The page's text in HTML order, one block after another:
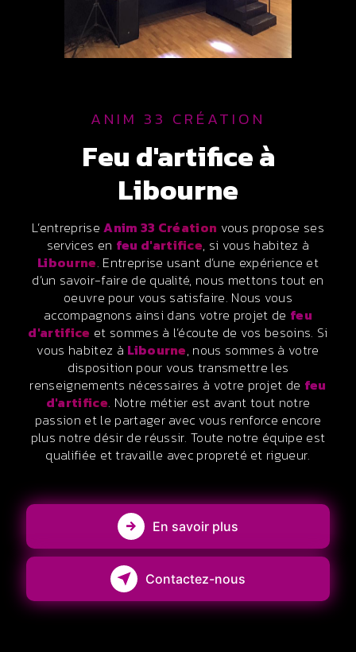
ANIM 33 CRÉATION
feu d'artifice à
Libourne
L’entrepriseAnim 33 Création vous propose ses
services en feu d'artifice, si vous habitez à
Libourne. Entreprise usant d’une expérience et
d’un savoir-faire de qualité, nous mettons tout en
oeuvre pour vous satisfaire. Nous vous
accompagnons ainsi dans votre projet de feu
d'artifice et sommes à l’écoute de vos besoins. Si
vous habitez à Libourne, nous sommes à votre
disposition pour vous transmettre les
renseignements nécessaires à votre projet de feu
d'artifice. Notre métier est avant tout notre
passion et le partager avec vous renforce encore
plus notre désir de réussir. Toute notre équipe est
qualifiée et travaille avec propreté et rigueur.
En savoir plus
Contactez-nous